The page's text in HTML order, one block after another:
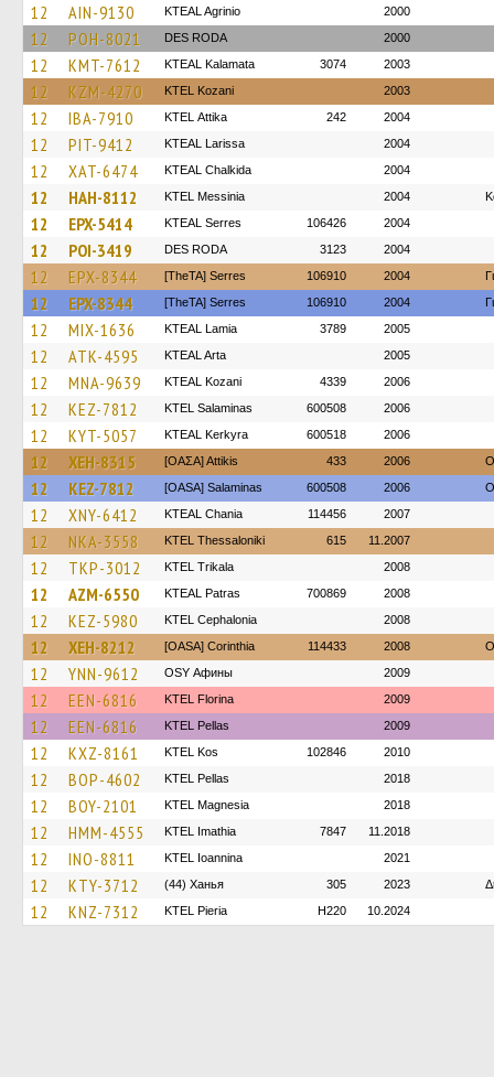
12 AIN-9130 KTEAL Agrinio 2000
12 POH-8021 DES RODA 2000
12 KMT-7612 KTEAL Kalamata 3074 2003
12 KZM-4270 ΚΤΕL Kozani 2003
12 IBA-7910 KΤΕL Αttika 242 2004
12 PIT-9412 KTEAL Larissa 2004
12 XAT-6474 KTEAL Chalkida 2004
12 HAH-8112 KTEL Messinia 2004
12 EPX-5414 KTEAL Serres 106426 2004
12 POI-3419 DES RODA 3123 2004
12 EPX-8344 [TheTA] Serres 106910 2004
12 EPX-8344 [TheTA] Serres 106910 2004
12 MIX-1636 KTEAL Lamia 3789 2005
12 ATK-4595 KTEAL Arta 2005
12 MNA-9639 KTEAL Kozani 4339 2006
12 KEZ-7812 KTEL Salaminas 600508 2006
12 KYT-5057 KTEAL Kerkyra 600518 2006
12 XEH-8315 [ΟΑΣΑ] Αttikis 433 2006
12 KEZ-7812 [OASA] Salaminas 600508 2006
12 XNY-6412 KTEAL Chania 114456 2007
12 NKA-3558 KTEL Thessaloniki 615 11.2007
12 TKP-3012 ΚΤΕL Τrikala 2008
12 AZM-6550 KTEAL Patras 700869 2008
12 KEZ-5980 KTEL Cephalonia 2008
12 XEH-8212 [OASA] Corinthia 114433 2008
12 YNN-9612 OSY Афины 2009
12 EEN-6816 KTEL Florina 2009
12 EEN-6816 KTEL Pellas 2009
12 KXZ-8161 KTEL Kos 102846 2010
12 BOP-4602 KTEL Pellas 2018
12 BOY-2101 ΚΤΕL Magnesia 2018
12 HMM-4555 KTEL Imathia 7847 11.2018
12 INO-8811 KTEL Ioannina 2021
12 KTY-3712 (44) Ханья 305 2023
12 KNZ-7312 KTEL Pieria H220 10.2024